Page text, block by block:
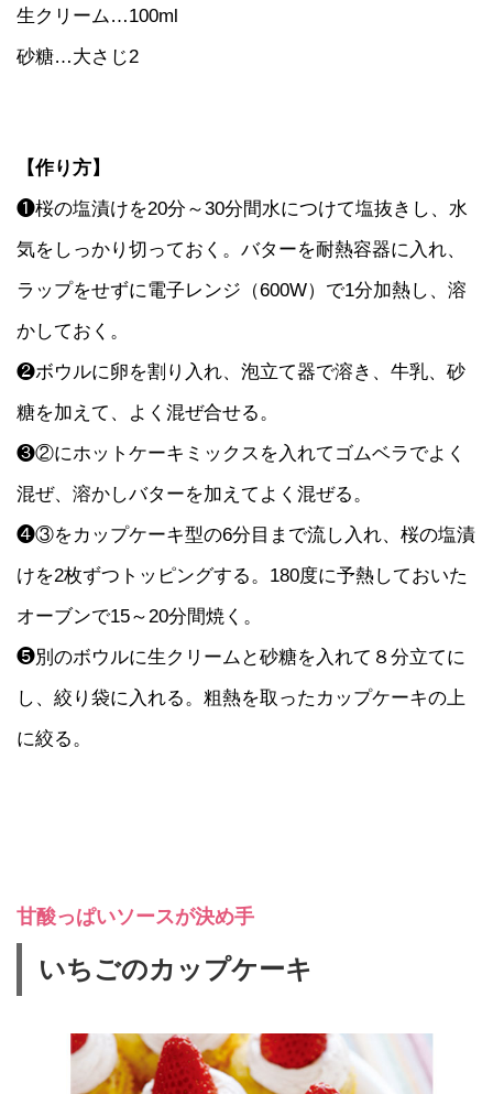
生クリーム…100ml
砂糖…大さじ2
【作り方】
❶桜の塩漬けを20分～30分間水につけて塩抜きし、水
気をしっかり切っておく。バターを耐熱容器に入れ、
ラップをせずに電子レンジ（600W）で1分加熱し、溶
かしておく。
❷ボウルに卵を割り入れ、泡立て器で溶き、牛乳、砂
糖を加えて、よく混ぜ合せる。
❸②にホットケーキミックスを入れてゴムベラでよく
混ぜ、溶かしバターを加えてよく混ぜる。
❹③をカップケーキ型の6分目まで流し入れ、桜の塩漬
けを2枚ずつトッピングする。180度に予熱しておいた
オーブンで15～20分間焼く。
❺別のボウルに生クリームと砂糖を入れて８分立てに
し、絞り袋に入れる。粗熱を取ったカップケーキの上
に絞る。
甘酸っぱいソースが決め手
いちごのカップケーキ